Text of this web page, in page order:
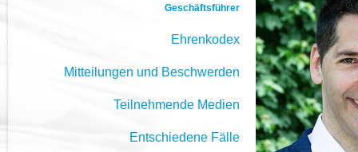
Geschäftsführer
Ehrenkodex
Mitteilungen und Beschwerden
Teilnehmende Medien
Entschiedene Fälle